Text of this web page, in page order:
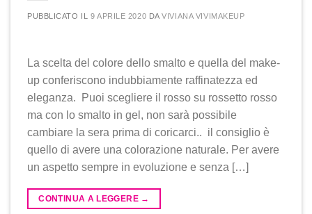
PUBBLICATO IL 9 APRILE 2020 DAVIVIANA VIVIMAKEUP
La scelta del colore dello smalto e quella del make-
up conferiscono indubbiamente raffinatezza ed
eleganza. Puoi scegliere il rosso su rossetto rosso
ma con lo smalto in gel, non sarà possibile
cambiare la sera prima di coricarci.. il consiglio è
quello di avere una colorazione naturale. Per avere
un aspetto sempre in evoluzione e senza […]
CONTINUA A LEGGERE →